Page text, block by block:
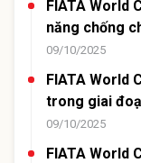
FIATA World
năng chống
09/10/2025
FIATA World
trong giai
09/10/2025
FIATA World